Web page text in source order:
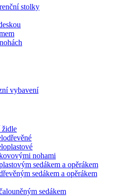
stolky
vybavení
židle
nohami
sedákem a opěrákem
sedákem a opěrákem
sedákem